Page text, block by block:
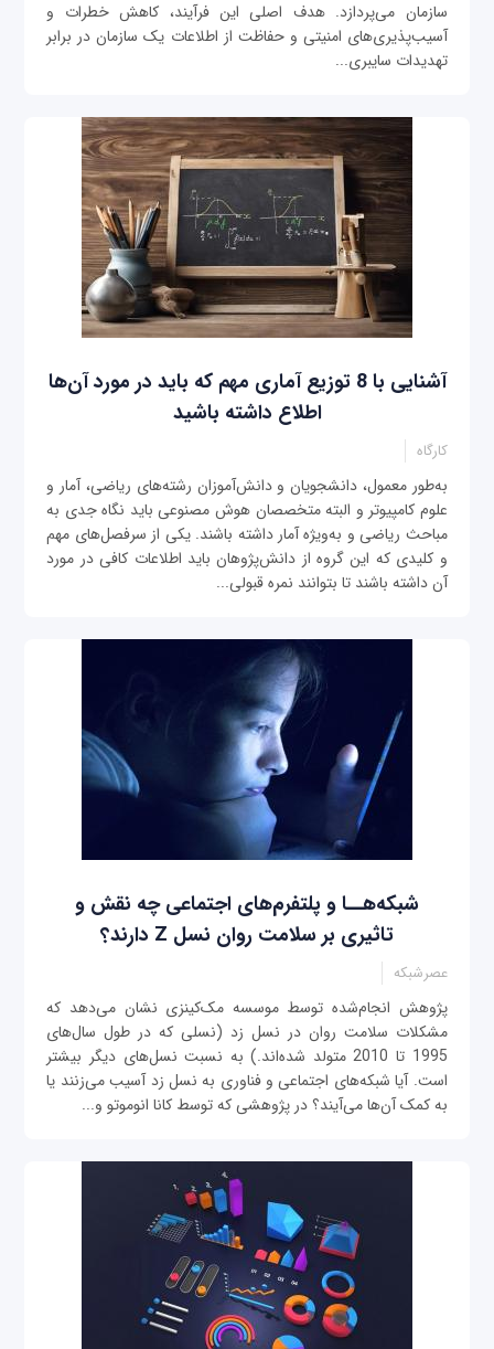
سازمان می‌پردازد. هدف اصلی این فرآیند، کاهش خطرات و
آسیب‌پذیری‌های امنیتی و حفاظت از اطلاعات یک سازمان در برابر
تهدیدات سایبری...
آشنایی با 8 توزیع آماری مهم که باید در مورد آن‌ها
اطلاع داشته باشید
کارگاه
به‌طور معمول، دانشجویان و دانش‌آموزان رشته‌های ریاضی، آمار و
علوم کامپیوتر و البته متخصصان هوش مصنوعی باید نگاه جدی به
مباحث ریاضی و به‌ویژه آمار داشته باشند. یکی از سرفصل‌های مهم
و کلیدی که این گروه از دانش‌پژوهان باید اطلاعات کافی در مورد
آن داشته باشند تا بتوانند نمره قبولی...
شبکه‌هــا و پلتفرم‌های اجتماعی چه نقش و
تاثیری بر سلامت روان نسل Z دارند؟
عصرشبکه
پژوهش انجام‌شده توسط موسسه مک‌کینزی نشان می‌دهد که
مشکلات سلامت روان در نسل زد (نسلی که در طول سال‌های
1995 تا 2010 متولد شده‌اند.) به نسبت نسل‌های دیگر بیشتر
است. آیا شبکه‌‌های اجتماعی و فناوری به نسل زد آسیب می‌‌زنند یا
به کمک آن‌ها می‌آیند؟ در پژوهشی که توسط کانا انوموتو و...